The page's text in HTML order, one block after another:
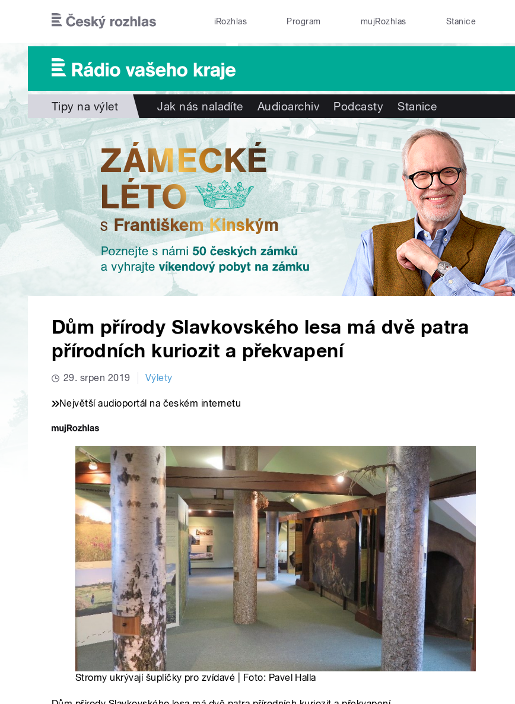
iRozhlas Program mujRozhlas Stanice
Tipy na výlet Jak nás naladíte Audioarchiv Podcasty Stanice
Dům přírody Slavkovského lesa má dvě patra
přírodních kuriozit a překvapení
29. srpen 2019 Výlety
Největší audioportál na českém internetu
Stromy ukrývají šuplíčky pro zvídavé | Foto: Pavel Halla